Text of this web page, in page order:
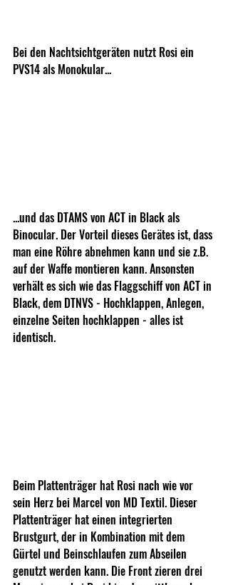
Bei den Nachtsichtgeräten nutzt Rosi ein
PVS14 als Monokular...
...und das DTAMS von ACT in Black als
Binocular. Der Vorteil dieses Gerätes ist, dass
man eine Röhre abnehmen kann und sie z.B.
auf der Waffe montieren kann. Ansonsten
verhält es sich wie das Flaggschiff von ACT in
Black, dem DTNVS - Hochklappen, Anlegen,
einzelne Seiten hochklappen - alles ist
identisch.
Beim Plattenträger hat Rosi nach wie vor
sein Herz bei Marcel von MD Textil. Dieser
Plattenträger hat einen integrierten
Brustgurt, der in Kombination mit dem
Gürtel und Beinschlaufen zum Abseilen
genutzt werden kann. Die Front zieren drei